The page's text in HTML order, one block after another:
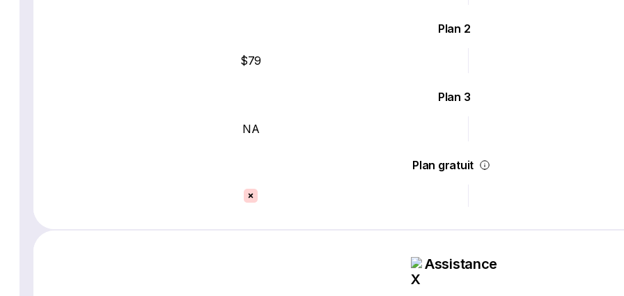
Plan 2
$79
Plan 3
NA
Plan gratuit
Assistance